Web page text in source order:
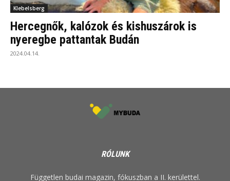
Klebelsberg
Hercegnők, kalózok és kishuszárok is
nyeregbe pattantak Budán
2024.04.14.
RÓLUNK
Független budai magazin, fókuszban a II. kerülettel.